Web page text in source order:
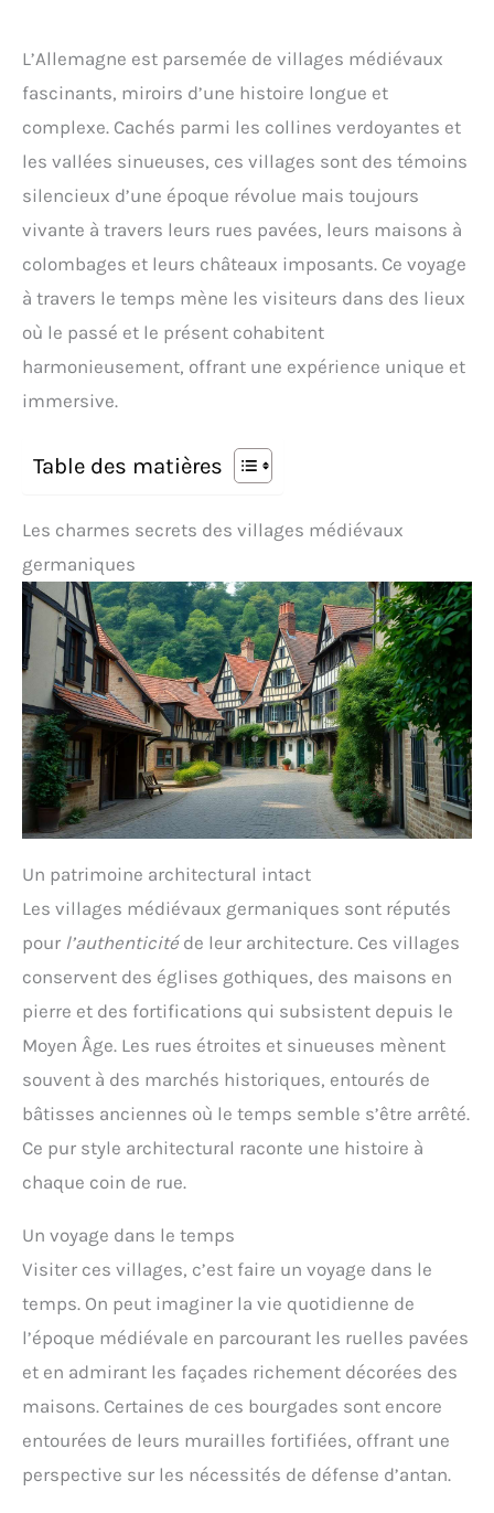
L’Allemagne est parsemée de villages médiévaux
fascinants, miroirs d’une histoire longue et
complexe. Cachés parmi les collines verdoyantes et
les vallées sinueuses, ces villages sont des témoins
silencieux d’une époque révolue mais toujours
vivante à travers leurs rues pavées, leurs maisons à
colombages et leurs châteaux imposants. Ce voyage
à travers le temps mène les visiteurs dans des lieux
où le passé et le présent cohabitent
harmonieusement, offrant une expérience unique et
immersive.
Table des matières
Les charmes secrets des villages médiévaux
germaniques
Un patrimoine architectural intact
Les villages médiévaux germaniques sont réputés
pour l’authenticitéde leur architecture. Ces villages
conservent des églises gothiques, des maisons en
pierre et des fortifications qui subsistent depuis le
Moyen Âge. Les rues étroites et sinueuses mènent
souvent à des marchés historiques, entourés de
bâtisses anciennes où le temps semble s’être arrêté.
Ce pur style architectural raconte une histoire à
chaque coin de rue.
Un voyage dans le temps
Visiter ces villages, c’est faire un voyage dans le
temps. On peut imaginer la vie quotidienne de
l’époque médiévale en parcourant les ruelles pavées
et en admirant les façades richement décorées des
maisons. Certaines de ces bourgades sont encore
entourées de leurs murailles fortifiées, offrant une
perspective sur les nécessités de défense d’antan.